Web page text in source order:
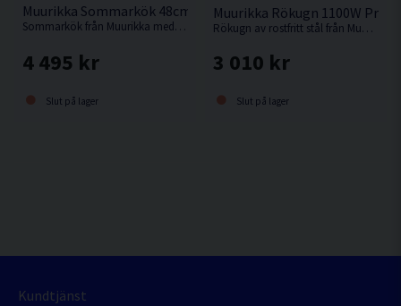
Muurikka Sommarkök 48cm Gas Pro Svart
Sommarkök från Muurikka med avlastningbord & hjul.
4 495 kr
Slut på lager
Muurikka Rökugn 1100W Pro
Rökugn av rostfritt stål från Muurikka.
3 010 kr
Slut på lager
Kundtjänst